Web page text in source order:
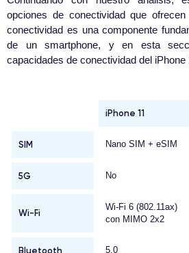
opciones de conectividad que
conectividad es una componente
de un smartphone, y en esta
capacidades de conectividad del iPhone
iPhone 11
SIM Nano SIM + eSIM
5G No
Wi-Fi
Wi-Fi 6 (802.11ax)
con MIMO 2x2
Bluetooth 5.0